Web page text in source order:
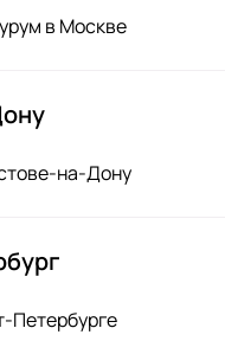
в Москве
на-Дону
Петербурге